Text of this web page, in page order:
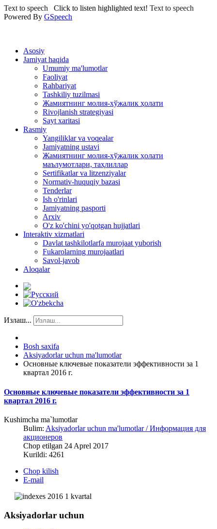
Text to speech Click to listen highlighted text! Text to speech
Powered By GSpeech
Asosiy
Jamiyat haqida
Umumiy ma'lumotlar
Faoliyat
Rahbariyat
Tashkiliy tuzilmasi
Жамиятнинг молия-хўжалик ҳолати
Rivojlanish strategiyasi
Sayt xaritasi
Rasmiy
Yangiliklar va voqealar
Jamiyatning ustavi
Жамиятнинг молия-хўжалик ҳолати
маълумотлари, таҳлиллар
Sertifikatlar va litzenziyalar
Normativ-huquqiy bazasi
Tenderlar
Ish o'rinlari
Jamiyatning pasporti
Arxiv
O'z ko'chini yo'qotgan hujjatlari
Interaktiv xizmatlari
Davlat tashkilotlarfa murojaat yuborish
Fukarolarning murojaatlari
Savol-javob
Aloqalar
Излаш...
Bosh saxifa
Aksiyadorlar uchun ma'lumotlar
Основные ключевые показатели эффективности за 1
квартал 2016 г.
Основные ключевые показатели эффективности за 1
квартал 2016 г.
Kushimcha ma`lumotlar
Bulim: Aksiyadorlar uchun ma'lumotlar / Информация для
акционеров
Chop etilgan 24 Aprel 2017
Kurildi: 4261
Chop kilish
E-mail
Aksiyadorlar uchun